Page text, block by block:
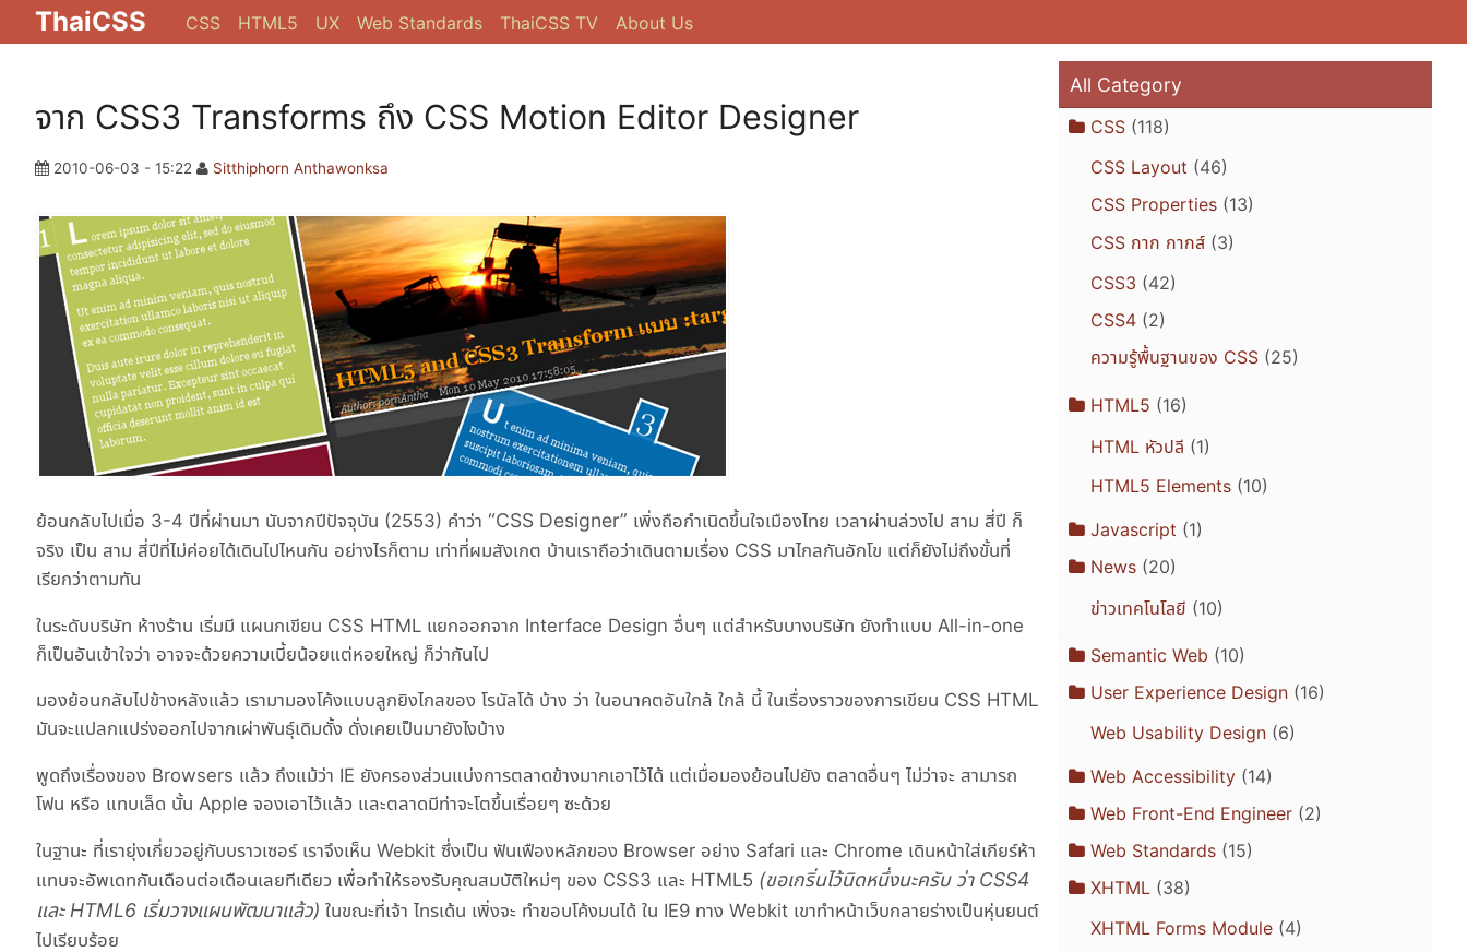
ThaiCSS CSS HTML5 UX Web Standards ThaiCSS TV About Us
จาก CSS3 Transforms ถึง CSS Motion Editor Designer
2010-06-03 - 15:22 Sitthiphorn Anthawonksa
ย้อนกลับไปเมื่อ 3-4 ปีที่ผ่านมา นับจากปีปัจจุบัน (2553) คำว่า CSS Designer
เพิ่งถือกำเนิดขึ้นใจเมืองไทย เวลาผ่านล่วงไป สาม สี่ปี ก็
จริง เป็น สาม สี่ปีที่ไม่ค่อยได้เดินไปไหนกัน อย่างไรก็ตาม เท่าที่ผมสังเกต บ้านเราถือว่าเดินตามเรื่อง CSS มาไกลกันอักโข แต่ก็ยังไม่ถึงขั้นที่
เรียกว่าตามทัน
ในระดับบริษัท ห้างร้าน เริ่มมี แผนกเขียน CSS HTML แยกออกจาก Interface Design อื่นๆ แต่สำหรับบางบริษัท ยังทำแบบ All-in-one
ก็เป็นอันเข้าใจว่า อาจจะด้วยความเบี้ยน้อยแต่หอยใหญ่ ก็ว่ากันไป
มองย้อนกลับไปข้างหลังแล้ว เรามามองโค้งแบบลูกยิงไกลของ โรนัลโด้ บ้าง ว่า ในอนาคตอันใกล้ ใกล้ นี้ ในเรื่องราวของการเขียน CSS HTML
มันจะแปลกแปร่งออกไปจากเผ่าพันธุ์เดิมดั้ง ดั่งเคยเป็นมายังไงบ้าง
พูดถึงเรื่องของ Browsers แล้ว ถึงแม้ว่า IE ยังครองส่วนแบ่งการตลาดข้างมากเอาไว้ได้ แต่เมื่อมองย้อนไปยัง ตลาดอื่นๆ ไม่ว่าจะ สามารถ
โฟน หรือ แทบเล็ด นั้น Apple จองเอาไว้แล้ว และตลาดมีท่าจะโตขึ้นเรื่อยๆ ซะด้วย
ในฐานะ ที่เรายุ่งเกี่ยวอยู่กับบราวเซอร์ เราจึงเห็น Webkit ซึ่งเป็น ฟันเฟืองหลักของ Browser อย่าง Safari และ Chrome เดินหน้าใส่เกียร์ห้า
แทบจะอัพเดทกันเดือนต่อเดือนเลยทีเดียว เพื่อทำให้รองรับคุณสมบัติใหม่ๆ ของ CSS3 และ HTML5 (ขอเกริ่นไว้นิดหนึ่งนะครับ ว่า CSS4
และ HTML6 เริ่มวางแผนพัฒนาแล้ว) ในขณะที่เจ้า ไทรเด้น เพิ่งจะ ทำขอบโค้งมนได้ ใน IE9 ทาง Webkit เขาทำหน้าเว็บกลายร่างเป็นหุ่นยนต์
ไปเรียบร้อย
All Category
CSS (118)
CSS Layout (46)
CSS Properties(13)
CSS กาก กากส์(3)
CSS3 (42)
CSS4(2)
ความรู้พื้นฐานของ CSS(25)
HTML5 (16)
HTML หัวปลี (1)
HTML5 Elements(10)
Javascript (1)
News (20)
ข่าวเทคโนโลยี (10)
Semantic Web (10)
User Experience Design (16)
Web Usability Design(6)
Web Accessibility (14)
Web Front-End Engineer (2)
Web Standards (15)
XHTML (38)
XHTML Forms Module(4)